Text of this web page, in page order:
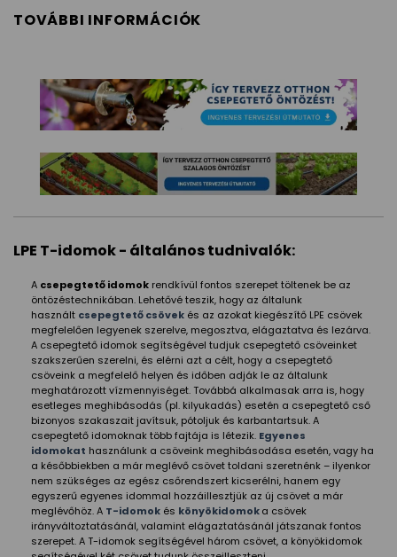
TOVÁBBI INFORMÁCIÓK
LPE T-idomok - általános tudnivalók:
A csepegtető idomok rendkívül fontos szerepet töltenek be az
öntözéstechnikában. Lehetővé teszik, hogy az általunk
használt csepegtető csövek és az azokat kiegészítő LPE csövek
megfelelően legyenek szerelve, megosztva, elágaztatva és lezárva.
A csepegtető idomok segítségével tudjuk csepegtető csöveinket
szakszerűen szerelni, és elérni azt a célt, hogy a csepegtető
csöveink a megfelelő helyen és időben adják le az általunk
meghatározott vízmennyiséget. Továbbá alkalmasak arra is, hogy
esetleges meghibásodás (pl. kilyukadás) esetén a csepegtető cső
bizonyos szakaszait javítsuk, pótoljuk és karbantartsuk. A
csepegtető idomoknak több fajtája is létezik. Egyenes
idomokat használunk a csöveink meghibásodása esetén, vagy ha
a későbbiekben a már meglévő csövet toldani szeretnénk – ilyenkor
nem szükséges az egész csőrendszert kicserélni, hanem egy
egyszerű egyenes idommal hozzáillesztjük az új csövet a már
meglévőhöz. A T-idomok és könyökidomoka csövek
irányváltoztatásánál, valamint elágaztatásánál játszanak fontos
szerepet. A T-idomok segítségével három csövet, a könyökidomok